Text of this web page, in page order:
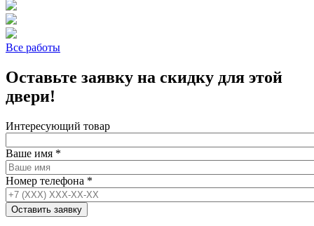
Все работы
Оставьте заявку на скидку для этой
двери!
Интересующий товар
Ваше имя *
Номер телефона *